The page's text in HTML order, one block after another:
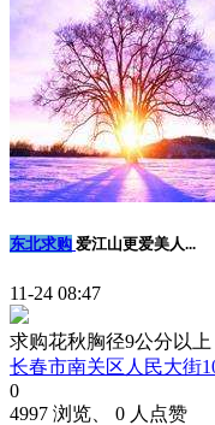
东北求购 爱江山更爱美人...
11-24 08:47
求购花秋胸径9公分以上
长春市南关区人民大街
0
4997 浏览、 0 人点赞